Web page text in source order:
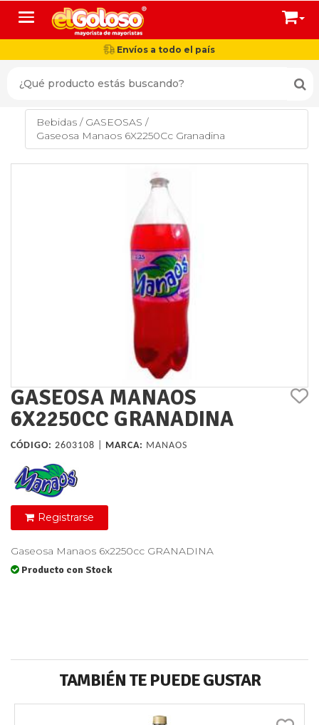
Toggle navigation
Envíos a todo el país
Bebidas / GASEOSAS /
Gaseosa Manaos 6X2250Cc Granadina
GASEOSA MANAOS
6X2250CC GRANADINA
CÓDIGO: 2603108 | MARCA: MANAOS
Registrarse
Gaseosa Manaos 6x2250cc GRANADINA
Producto con Stock
TAMBIÉN TE PUEDE GUSTAR